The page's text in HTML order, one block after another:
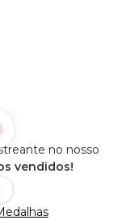
no nosso
vendidos!